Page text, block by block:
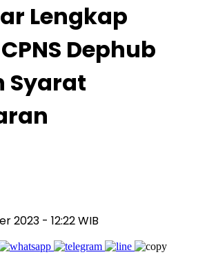
Lengkap
Dephub
Syarat
2023 - 12:22 WIB